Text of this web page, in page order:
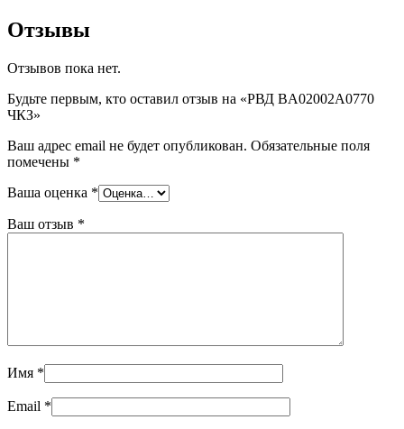
Отзывы
Отзывов пока нет.
Будьте первым, кто оставил отзыв на «РВД BA02002A0770
ЧКЗ»
Ваш адрес email не будет опубликован. Обязательные поля
помечены *
Ваша оценка *
Ваш отзыв *
Имя *
Email *